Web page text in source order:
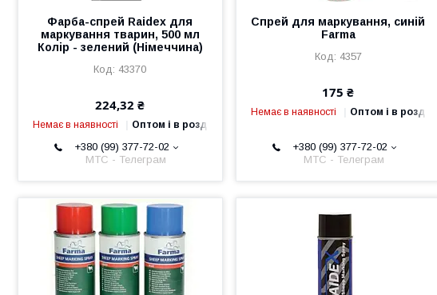
Фарба-спрей Raidex для
маркування тварин, 500 мл
Колір - зелений (Німеччина)
43370
224,32 ₴
Немає в наявності Оптом і в роздріб
+380 (99) 377-72-02
МТС - Телеграм
Спрей для маркування, синій
Farma
4357
175 ₴
Немає в наявності Оптом і в роздріб
+380 (99) 377-72-02
МТС - Телеграм